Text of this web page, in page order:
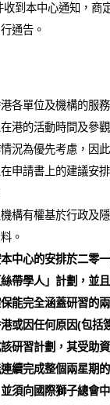
收到本中心通知，商
通告。
各單位及機構的服
港的活動時間及參
況為優先考慮，因
申請書上的建議安
構有權基於行政及
。
中心的安排於二零
帶學人」計劃，並
能完全涵蓋研習的
或因任何原因(包括
研習計劃，其受助
續完成整個兩星期
須向國際獅子總會